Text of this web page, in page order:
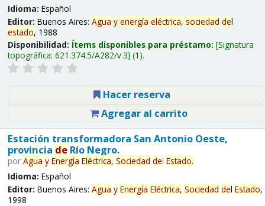
Idioma: Español
Editor: Buenos Aires: Agua y energía eléctrica, sociedad del
estado, 1988
Disponibilidad: Ítems disponibles para préstamo: Signatura
topográfica: 621.374.5/A282/v.3 (1).
Hacer reserva
Agregar al carrito
Estación transformadora San Antonio Oeste,
provincia deRío Negro.
por Agua y Energía Eléctrica, Sociedad del Estado.
Idioma: Español
Editor: Buenos Aires: Agua y Energía Eléctrica, Sociedad del Estado,
1998